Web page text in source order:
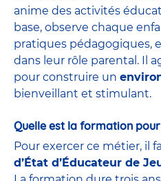
anime des activités
base, observe chaque
pratiques pédagogiques,
dans leur rôle parental. Il
pour construire un
bienveillant et stimulant.
Quelle est la formation pour
Pour exercer ce métier, il
d’État d’Éducateur de